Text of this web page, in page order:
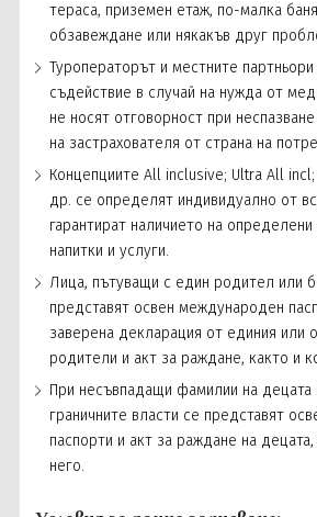
тераса, приземен етаж, по-малка
обзавеждане или някакъв друг
Туроператорът и местните
съдействие в случай на нужда от
не носят отговорност при
на застрахователя от страна на
Концепциите All inclusive; Ultra All
др. се определят индивидуално от
гарантират наличието на
напитки и услуги.
Лица, пътуващи с един родител или
представят освен международен
заверена декларация от единия или
родители и акт за раждане, както и
При несъвпадащи фамилии на
граничните власти се представят
паспорти и акт за раждане на
него.